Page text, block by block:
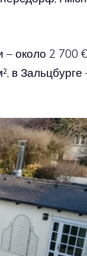
около 2 700
в Зальцбурге